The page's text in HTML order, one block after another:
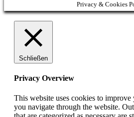
Privacy & Cookies
Schließen
Privacy Overview
This website uses cookies to
you navigate through the website.